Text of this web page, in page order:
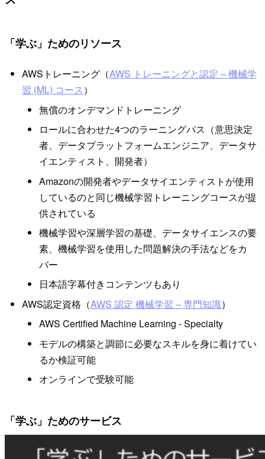
「学ぶ」ためのリソース
AWSトレーニング（AWS トレーニングと認定 – 機械学
習 (ML) コース）
無償のオンデマンドトレーニング
ロールに合わせた4つのラーニングパス（意思決定
者、データプラットフォームエンジニア、データサ
イエンティスト、開発者）
Amazonの開発者やデータサイエンティストが使用
しているのと同じ機械学習トレーニングコースが提
供されている
機械学習や深層学習の基礎、データサイエンスの要
素、機械学習を使用した問題解決の手法などをカ
バー
日本語字幕付きコンテンツもあり
AWS認定資格（AWS 認定 機械学習 – 専門知識）
AWS Certified Machine Learning - Specialty
モデルの構築と調節に必要なスキルを身に着けてい
るか検証可能
オンラインで受験可能
「学ぶ」ためのサービス